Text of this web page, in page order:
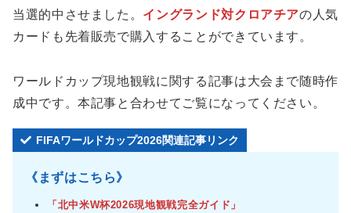
当選的中させました。 イングランド対クロアチアの人気
カードも先着販売で購入することができています。
ワールドカップ現地観戦に関する記事は大会まで随時作
成中です。本記事と合わせてご覧になってください。
FIFAワールドカップ2026関連記事リンク
《まずはこちら》
「北中米W杯2026現地観戦完全ガイド」